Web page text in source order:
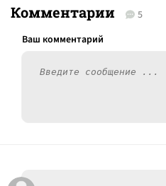
Комментарии 5